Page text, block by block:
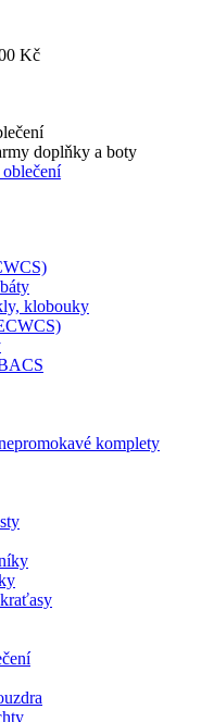
Kč
doplňky a boty
klobouky
komplety